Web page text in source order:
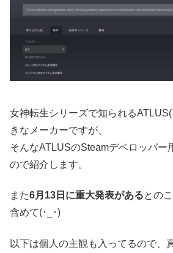
女神転生シリーズで知られる
きなメーカーですが、
そんなATLUSのSteamデベロッパー
ので紹介します。
また6月13日に重大発表があるとの
含めて(･_･)
以下は個人の主観も入ってるので、